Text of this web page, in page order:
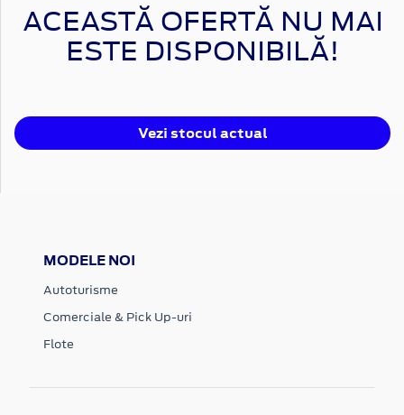
ACEASTĂ OFERTĂ NU MAI
ESTE DISPONIBILĂ!
Vezi stocul actual
MODELE NOI
Autoturisme
Comerciale & Pick Up-uri
Flote